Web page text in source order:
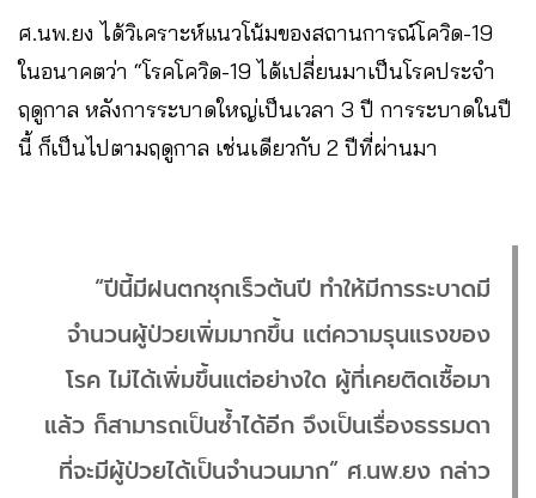
ศ.นพ.ยง ได้วิเคราะห์แนวโน้มของสถานการณ์โควิด-19
ในอนาคตว่า “โรคโควิด-19 ได้เปลี่ยนมาเป็นโรคประจำ
ฤดูกาล หลังการระบาดใหญ่เป็นเวลา 3 ปี การระบาดในปี
นี้ ก็เป็นไปตามฤดูกาล เช่นเดียวกับ 2 ปีที่ผ่านมา
“ปีนี้มีฝนตกชุกเร็วต้นปี ทำให้มีการระบาดมี
จำนวนผู้ป่วยเพิ่มมากขึ้น แต่ความรุนแรงของ
โรค ไม่ได้เพิ่มขึ้นแต่อย่างใด ผู้ที่เคยติดเชื้อมา
แล้ว ก็สามารถเป็นซ้ำได้อีก จึงเป็นเรื่องธรรมดา
ที่จะมีผู้ป่วยได้เป็นจำนวนมาก” ศ.นพ.ยง กล่าว